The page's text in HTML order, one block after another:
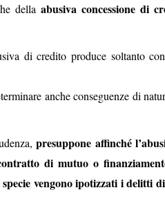
dellaabusiva concessione di
di credito produce soltanto
anche conseguenze di
presuppone affinché
di mutuo o
vengono ipotizzati i delitti